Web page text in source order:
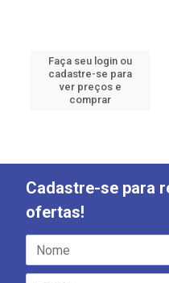
Faça seu login ou
cadastre-se para
ver preços e
comprar
Cadastre-se para
ofertas!